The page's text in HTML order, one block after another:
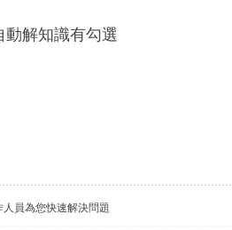
解知識有勾選
員為您快速解決問題